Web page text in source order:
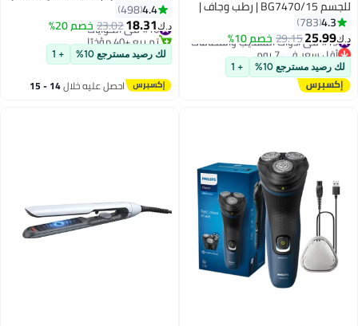
للجسم BG7470/15 | رطب وجاف |
رأس مرن يتبع انحناءات الجسم |
حلاقة ناعمة لطيفة على البشرة |
أمشاط 1–3 و3–7 مم + مشط
للمناطق الحساسة | حتى 120
دقيقة لاسلكيًا
4.3
783
د.ك‏25.99
29.15خصم 10% #15 في أدوات التشذيب والقصافات
أقل سعر في 7 يوم
#15 في أدوات التشذيب والقصافات
لك رصيد مسترجع 10% + 1
بلون أسود
4.4
498
د.ك‏18.31
23.02خصم 20% #16 في الكوايات
تم بيع +40 مؤخرًا
#16 في الكوايات
لك رصيد مسترجع 10% + 1
احصل عليه خلال 14 - 15